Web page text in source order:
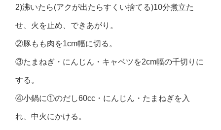
2)沸いたら(アクが出たらすくい捨てる)10分煮立た
せ、火を止め、できあがり。
②豚もも肉を1cm幅に切る。
③たまねぎ・にんじん・キャベツを2cm幅の千切りに
する。
④小鍋に①のだし60cc・にんじん・たまねぎを入
れ、中火にかける。